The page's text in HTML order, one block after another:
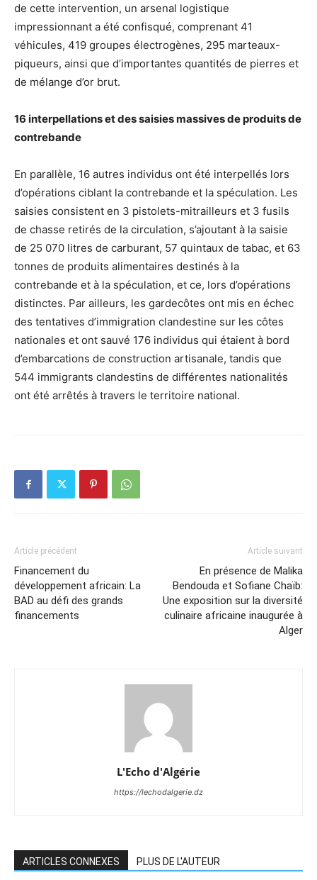
de cette intervention, un arsenal logistique
impressionnant a été confisqué, comprenant 41
véhicules, 419 groupes électrogènes, 295 marteaux-
piqueurs, ainsi que d’importantes quantités de pierres et
de mélange d’or brut.
16 interpellations et des saisies massives de produits de
contrebande
En parallèle, 16 autres individus ont été interpellés lors
d’opérations ciblant la contrebande et la spéculation. Les
saisies consistent en 3 pistolets-mitrailleurs et 3 fusils
de chasse retirés de la circulation, s’ajoutant à la saisie
de 25 070 litres de carburant, 57 quintaux de tabac, et 63
tonnes de produits alimentaires destinés à la
contrebande et à la spéculation, et ce, lors d’opérations
distinctes. Par ailleurs, les gardecôtes ont mis en échec
des tentatives d’immigration clandestine sur les côtes
nationales et ont sauvé 176 individus qui étaient à bord
d’embarcations de construction artisanale, tandis que
544 immigrants clandestins de différentes nationalités
ont été arrêtés à travers le territoire national.
Article précédent
Financement du
développement africain: La
BAD au défi des grands
financements
Article suivant
En présence de Malika
Bendouda et Sofiane Chaïb:
Une exposition sur la diversité
culinaire africaine inaugurée à
Alger
L'Echo d'Algérie
https://lechodalgerie.dz
ARTICLES CONNEXES PLUS DE L'AUTEUR